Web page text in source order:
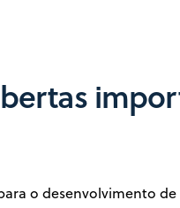
o desenvolvimento de